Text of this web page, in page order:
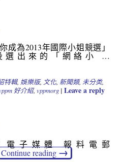
成為2013年國際小姐競選」
選出來的「網絡小 …
特輯, 娛樂版, 文化, 新聞類, 未分类,
好介紹, vppmorg| Leave a reply
電子媒體 報料電郵
Continue reading→